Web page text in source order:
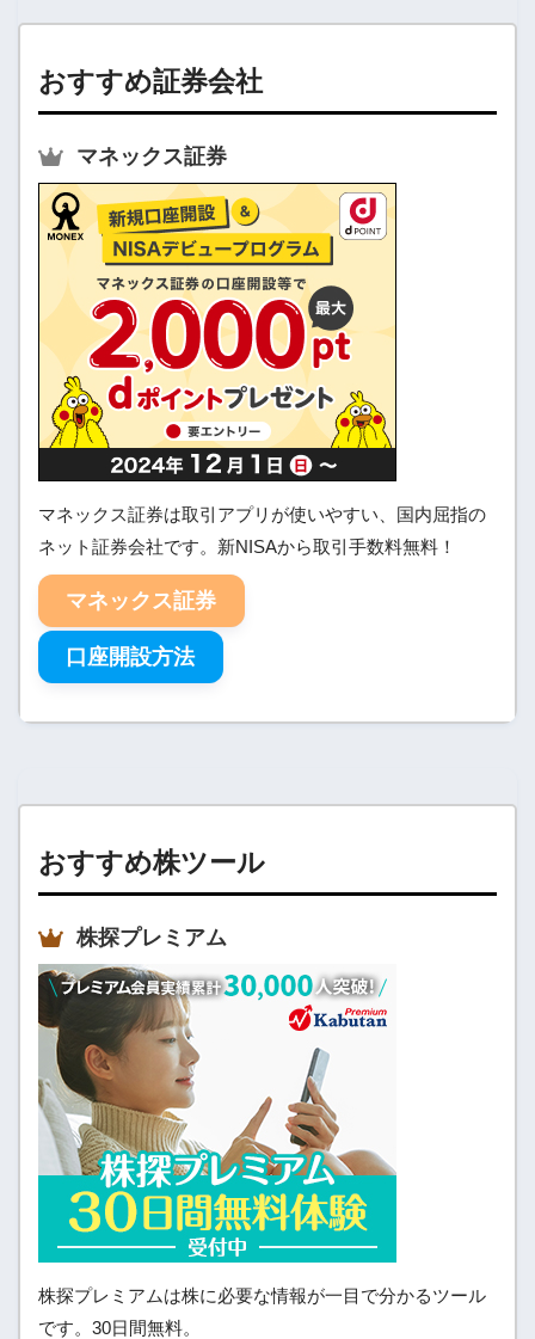
おすすめ証券会社
マネックス証券
マネックス証券は取引アプリが使いやすい、国内屈指の
ネット証券会社です。新NISAから取引手数料無料！
マネックス証券
口座開設方法
おすすめ株ツール
株探プレミアム
株探プレミアムは株に必要な情報が一目で分かるツール
です。30日間無料。